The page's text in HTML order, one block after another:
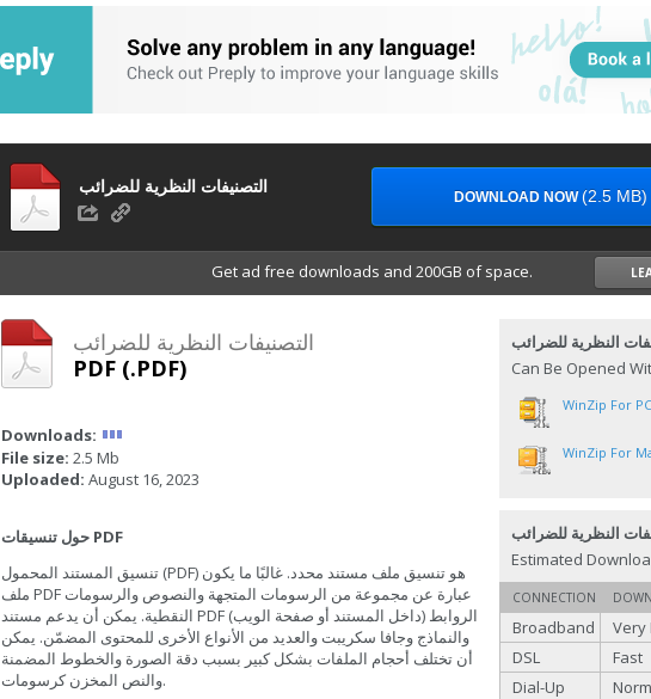
Get ad free downloads and 200GB of space.
التصنيفات النظرية للضرائب
PDF (.PDF)
Downloads:
File size: 2.5 Mb
Uploaded: August 16, 2023
حول تنسيقات PDF
تنسيق المستند المحمول (PDF) هو تنسيق ملف مستند محدد. غالبًا ما يكون
ملف PDF عبارة عن مجموعة من الرسومات المتجهة والنصوص والرسومات
النقطية. يمكن أن يدعم مستند PDF الروابط (داخل المستند أو صفحة الويب)
والنماذج وجافا سكريبت والعديد من الأنواع الأخرى للمحتوى المضمّن. يمكن
أن تختلف أحجام الملفات بشكل كبير بسبب دقة الصورة والخطوط المضمنة
والنص المخزن كرسومات.
النظرية للضرائب
Can Be Opened
WinZip For PC
WinZip For
النظرية للضرائب
Estimated
CONNECTION
Broadband
Very
DSL
Fast
Dial-Up
التصنيفات النظرية للضرائب DOWNLOAD NOW(2.5 MB)